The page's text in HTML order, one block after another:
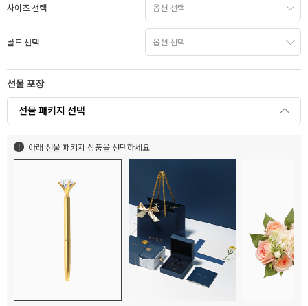
사이즈 선택
골드 선택
선물 포장
선물 패키지 선택
아래 선물 패키지 상품을 선택하세요.